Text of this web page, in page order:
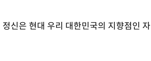
신은 현대 우리 대한민국의 지향점인 자